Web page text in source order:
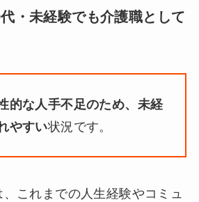
・未経験でも介護職として
的な人手不足のため、未経
やすい状況です。
これまでの人生経験やコミュ